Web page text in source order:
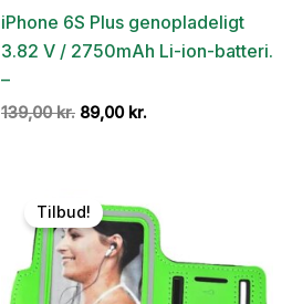
iPhone 6S Plus genopladeligt
3.82 V / 2750mAh Li-ion-batteri.
–
139,00kr. Den
89,00 kr.
Tilbud!